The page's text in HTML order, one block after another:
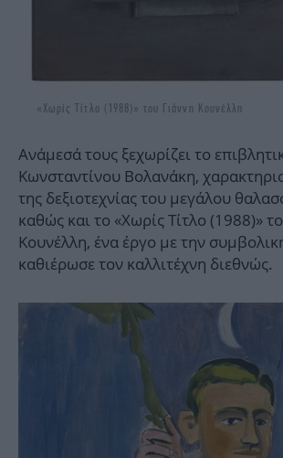
«Χωρίς Τίτλο (1988)» του Γιάννη Κουνέλλη
Ανάμεσά τους ξεχωρίζει το
Κωνσταντίνου Βολανάκη,
της δεξιοτεχνίας του μεγάλου
καθώς και το «Χωρίς Τίτλο (1988)»
Κουνέλλη, ένα έργο με την
καθιέρωσε τον καλλιτέχνη διεθνώς.